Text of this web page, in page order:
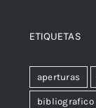
ETIQUETAS
aperturas
bibliografico